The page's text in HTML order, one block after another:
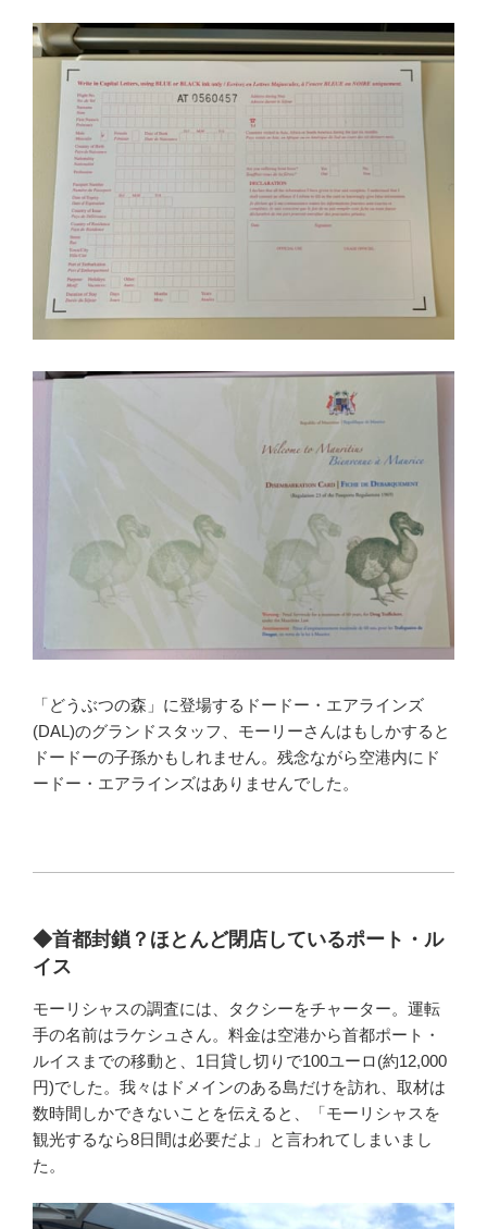
「どうぶつの森」に登場するドードー・エアラインズ
(DAL)のグランドスタッフ、モーリーさんはもしかすると
ドードーの子孫かもしれません。残念ながら空港内にド
ードー・エアラインズはありませんでした。
◆首都封鎖？ほとんど閉店しているポート・ル
イス
モーリシャスの調査には、タクシーをチャーター。運転
手の名前はラケシュさん。料金は空港から首都ポート・
ルイスまでの移動と、1日貸し切りで100ユーロ(約12,000
円)でした。我々はドメインのある島だけを訪れ、取材は
数時間しかできないことを伝えると、「モーリシャスを
観光するなら8日間は必要だよ」と言われてしまいまし
た。